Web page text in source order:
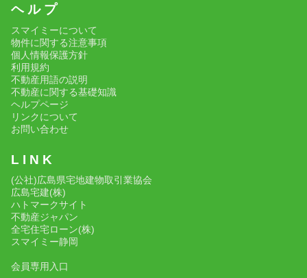
ヘ ル プ
スマイミーについて
物件に関する注意事項
個人情報保護方針
利用規約
不動産用語の説明
不動産に関する基礎知識
ヘルプページ
リンクについて
お問い合わせ
L I N K
(公社)広島県宅地建物取引業協会
広島宅建(株)
ハトマークサイト
不動産ジャパン
全宅住宅ローン(株)
スマイミー静岡
会員専用入口